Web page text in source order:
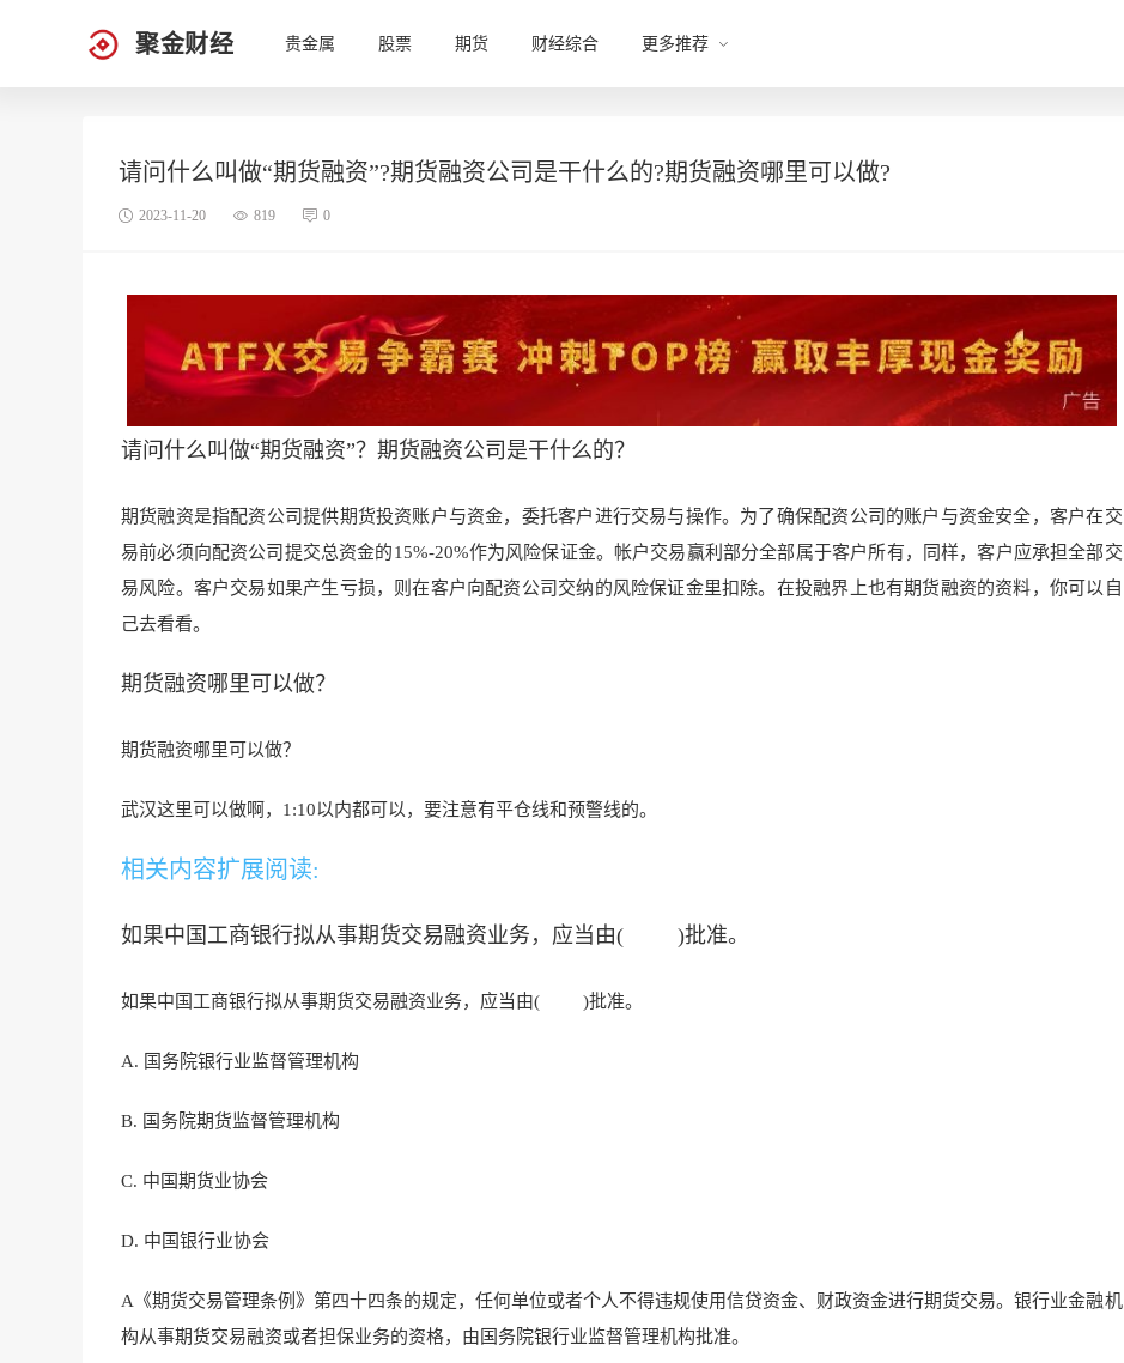
聚金财经 贵金属 股票 期货 财经综合 更多推荐
请问什么叫做“期货融资”?期货融资公司是干什么的?期货融资哪里可以做?
2023-11-20 819 0
请问什么叫做“期货融资”？期货融资公司是干什么的？
期货融资是指配资公司提供期货投资账户与资金，委托客户进行交易与操作。为了确保配资公司 的账户与资金安全，客户在交
易前必须向配资公司提交总资金的15%-20%作为风险保证金。帐户交易赢利部分全部属于客户所有，同样，客户应承担全部交
易风险。客户交易如果产生亏损， 则在客户向配资公司交纳的风险保证金里扣除。在投融界上也有期货融资的资料，你可以自
己去看看。
期货融资哪里可以做？
期货融资哪里可以做？
武汉这里可以做啊，1:10以内都可以，要注意有平仓线和预警线的。
相关内容扩展阅读:
如果中国工商银行拟从事期货交易融资业务，应当由( )批准。
如果中国工商银行拟从事期货交易融资业务，应当由( )批准。
A. 国务院银行业监督管理机构
B. 国务院期货监督管理机构
C. 中国期货业协会
D. 中国银行业协会
A《期货交易管理条例》第四十四条的规定，任何单位或者个人不得违规使用信贷资金、财政资金进行期货交易。银行业金融机
构从事期货交易融资或者担保业务的资格，由国务院银行业监督管理机构批准。